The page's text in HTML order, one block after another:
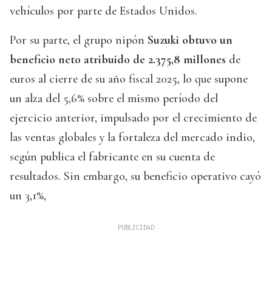
vehículos por parte de Estados Unidos.
Por su parte, el grupo nipón Suzuki obtuvo un
beneficio neto atribuido de 2.375,8 millones de
euros al cierre de su año fiscal 2025, lo que supone
un alza del 5,6% sobre el mismo período del
ejercicio anterior, impulsado por el crecimiento de
las ventas globales y la fortaleza del mercado indio,
según publica el fabricante en su cuenta de
resultados. Sin embargo, su beneficio operativo cayó
un 3,1%,